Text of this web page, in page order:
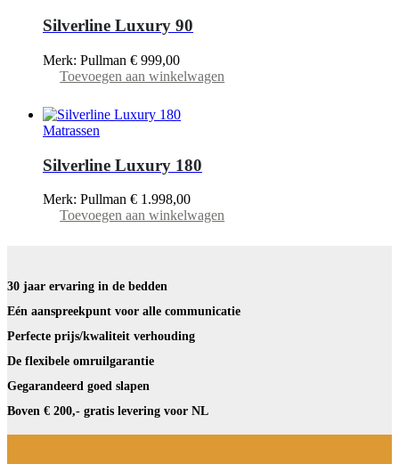
Silverline Luxury 90
Merk: Pullman € 999,00
Toevoegen aan winkelwagen
Matrassen
Silverline Luxury 180
Merk: Pullman € 1.998,00
Toevoegen aan winkelwagen
30 jaar ervaring in de bedden
Eén aanspreekpunt voor alle communicatie
Perfecte prijs/kwaliteit verhouding
De flexibele omruilgarantie
Gegarandeerd goed slapen
Boven € 200,- gratis levering voor NL